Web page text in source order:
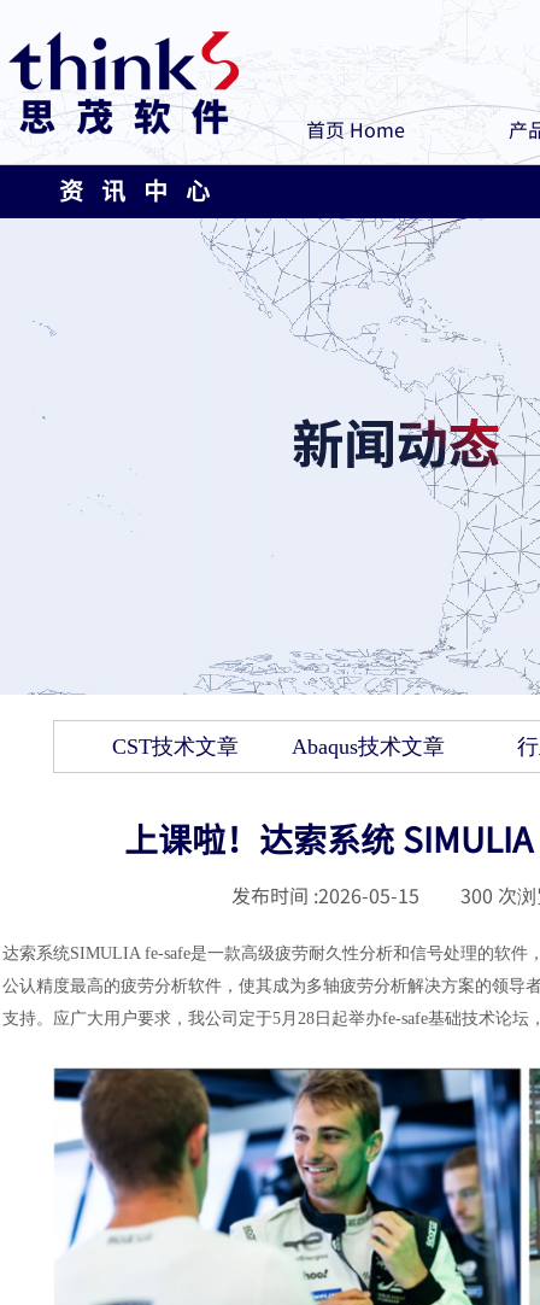
首页 Home 产
资 讯 中 心
CST技术文章 Abaqus技术文章
上课啦！达索系统
发布时间 :2026-05-15 300 次
达索系统SIMULIA fe-safe是一款高级疲劳耐久性分析和信号处理的软
公认精度最高的疲劳分析软件，使其成为多轴疲劳分析解决方案的领
支持。应广大用户要求，我公司定于5月28日起举办fe-safe基础技术论